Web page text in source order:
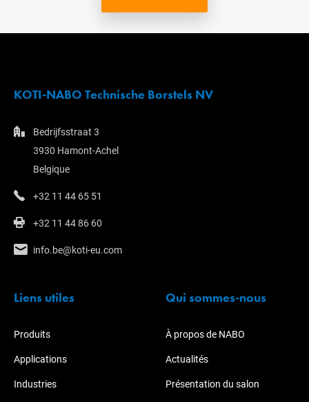
KOTI-NABO Technische Borstels NV
Bedrijfsstraat 3
3930 Hamont-Achel
Belgique
+32 11 44 65 51
+32 11 44 86 60
info.be@koti-eu.com
Liens utiles
Produits
Applications
Industries
Qui sommes-nous
À propos de NABO
Actualités
Présentation du salon